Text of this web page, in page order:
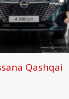
Qashqai